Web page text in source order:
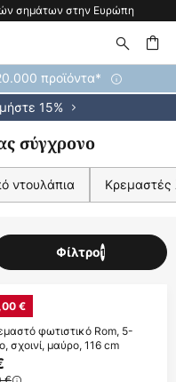
σημάτων στην Ευρώπη
προϊόντα*
15%
σύγχρονο
ντουλάπια
Φίλτρο1
€
φωτιστικό Rom, 5-
σχοινί, μαύρο, 116 cm